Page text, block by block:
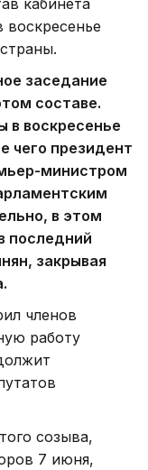
кабинета
заседание
составе.
в воскресенье
чего президент
министром
в этом
последний
закрывая
членов
работу
созыва,
7 июня,